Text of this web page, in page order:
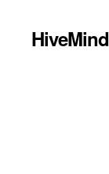
HiveMind